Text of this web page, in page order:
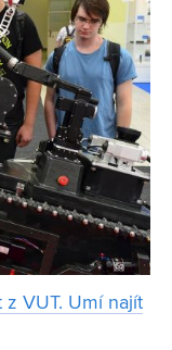
VUT. Umí najít